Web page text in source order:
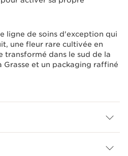
ligne de soins d'exception qui
une fleur rare cultivée en
transformé dans le sud de la
Grasse et un packaging raffiné